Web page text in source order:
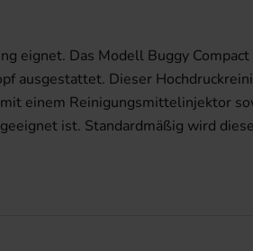
eignet. Das Modell Buggy
ausgestattet. Dieser
einem Reinigungsmittelinjektor
ist. Standardmäßig wird